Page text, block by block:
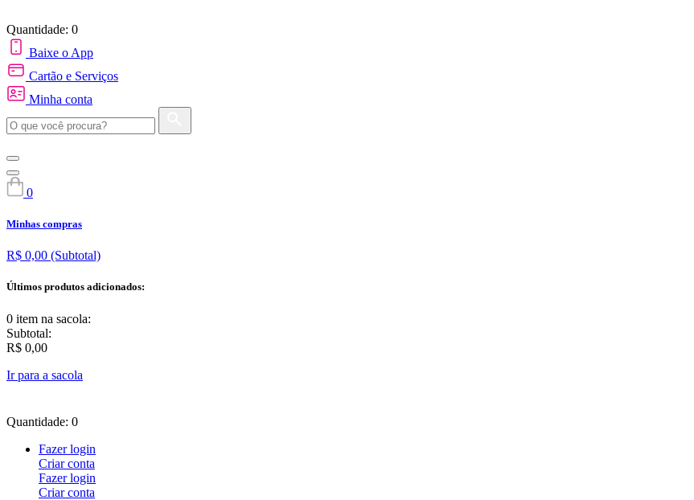
Quantidade: 0
Baixe o App
Cartão e Serviços
Minha conta
0
Minhas compras
R$ 0,00 (Subtotal)
Últimos produtos adicionados:
0 item na sacola:
Subtotal:
R$ 0,00
Ir para a sacola
Quantidade: 0
Fazer login
Criar conta
Fazer login
Criar conta